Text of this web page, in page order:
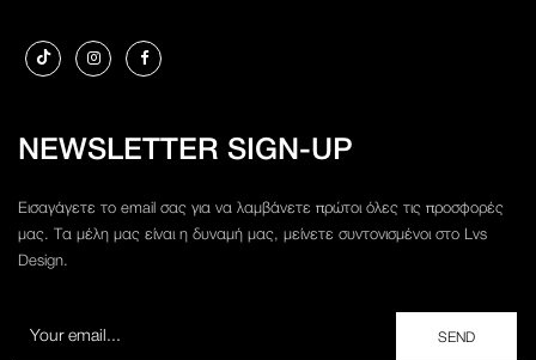
NEWSLETTER SIGN-UP
Εισαγάγετε το email σας για να λαμβάνετε πρώτοι όλες τις προσφορές
μας. Τα μέλη μας είναι η δυναμή μας, μείνετε συντονισμένοι στο Lvs
Design.